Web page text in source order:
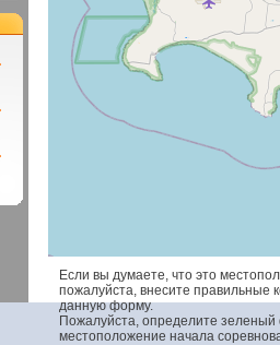
Если вы думаете, что это
пожалуйста, внесите правильные
данную форму.
Пожалуйста, определите зеленый
местоположение начала